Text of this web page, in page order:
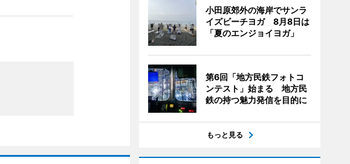
小田原郊外の海岸でサンラ
イズビーチヨガ 8月8日は
「夏のエンジョイヨガ」
第6回「地方民鉄フォトコ
ンテスト」始まる 地方民
鉄の持つ魅力発信を目的に
もっと見る